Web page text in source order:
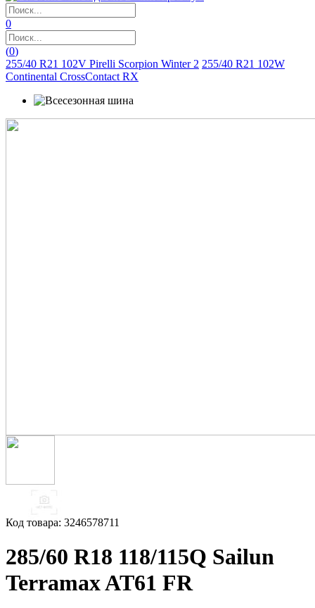
0
(0)
255/40 R21 102V Pirelli Scorpion Winter 2 255/40 R21 102W
Continental CrossContact RX
Код товара: 3246578711
285/60 R18 118/115Q Sailun
Terramax AT61 FR